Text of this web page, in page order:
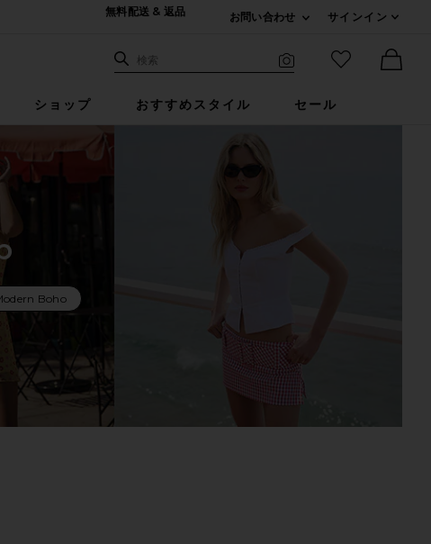
無料配送 & 返品
お問い合わせ
サインイン
サイト検索
検索
お気に入り
ショップ おすすめスタイル セール
Boho